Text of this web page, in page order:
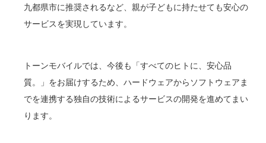
九都県市に推奨されるなど、親が子どもに持たせても安心の
サービスを実現しています。
トーンモバイルでは、今後も「すべてのヒトに、安心品
質。」をお届けするため、ハードウェアからソフトウェアま
でを連携する独自の技術によるサービスの開発を進めてまい
ります。